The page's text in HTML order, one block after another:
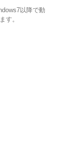
以降で動
す。